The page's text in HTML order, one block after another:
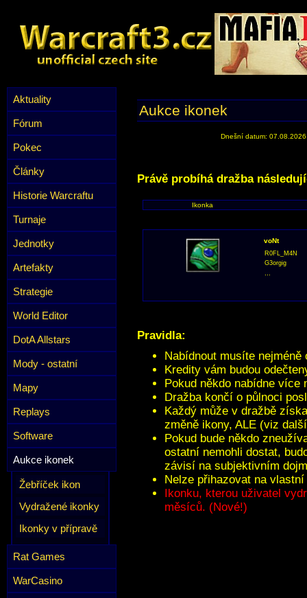
Aktuality
Fórum
Pokec
Články
Historie Warcraftu
Turnaje
Jednotky
Artefakty
Strategie
World Editor
DotA Allstars
Mody - ostatní
Mapy
Replays
Software
Aukce ikonek
Žebříček ikon
Vydražené ikonky
Ikonky v přípravě
Rat Games
WarCasino
Aukce ikonek
Dnešní datum: 07.08.2026
Právě probíhá dražba
Ikonka
voNt
R0FL_M4N
G3orgig
Pravidla:
Nabídnout musíte
Kredity vám budou
Pokud někdo nabídne
Dražba končí o půlnoci
Každý může v dražbě
změně ikony, ALE (viz
Pokud bude někdo
ostatní nemohli dostat,
závisí na subjektivním
Nelze přihazovat na
Ikonku, kterou uživatel
měsíců. (Nové!)